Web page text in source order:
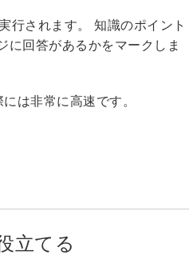
行されます。 知識のポイント
に回答があるかをマークしま
は非常に高速です。
立てる